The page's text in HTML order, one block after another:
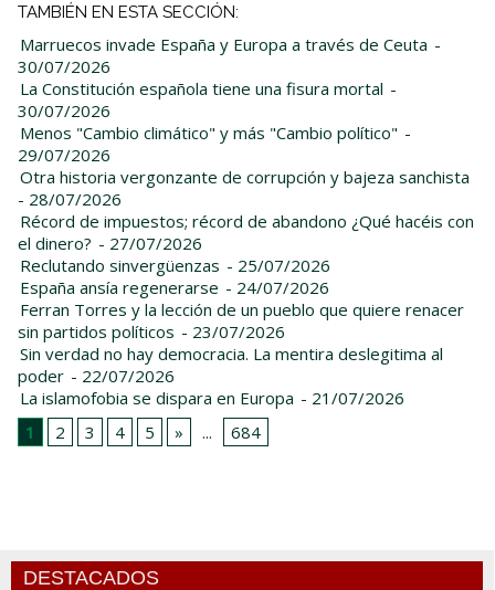
TAMBIÉN EN ESTA SECCIÓN:
Marruecos invade España y Europa a través de Ceuta -
30/07/2026
La Constitución española tiene una fisura mortal -
30/07/2026
Menos "Cambio climático" y más "Cambio político" -
29/07/2026
Otra historia vergonzante de corrupción y bajeza sanchista
- 28/07/2026
Récord de impuestos; récord de abandono ¿Qué hacéis con
el dinero? - 27/07/2026
Reclutando sinvergüenzas - 25/07/2026
España ansía regenerarse - 24/07/2026
Ferran Torres y la lección de un pueblo que quiere renacer
sin partidos políticos - 23/07/2026
Sin verdad no hay democracia. La mentira deslegitima al
poder - 22/07/2026
La islamofobia se dispara en Europa - 21/07/2026
1
2 3 4 5 » ... 684
DESTACADOS